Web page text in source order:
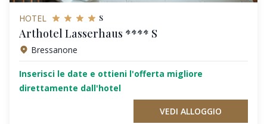
HOTEL s
Arthotel Lasserhaus **** S
Bressanone
Inserisci le date e ottieni l'offerta migliore
direttamente dall'hotel
VEDI ALLOGGIO